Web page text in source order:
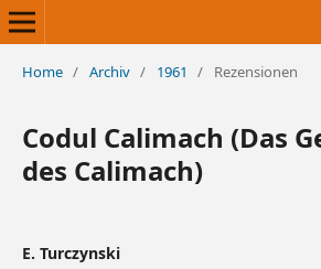
Home / Archiv / 1961 / Rezensionen
Codul Calimach (Das
des Calimach)
E. Turczynski